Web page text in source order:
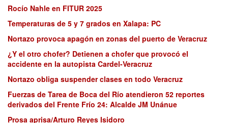
Rocío Nahle en FITUR 2025
Temperaturas de 5 y 7 grados en Xalapa: PC
Nortazo provoca apagón en zonas del puerto de Veracruz
¿Y el otro chofer? Detienen a chofer que provocó el
accidente en la autopista Cardel-Veracruz
Nortazo obliga suspender clases en todo Veracruz
Fuerzas de Tarea de Boca del Río atendieron 52 reportes
derivados del Frente Frío 24: Alcalde JM Unánue
Prosa aprisa/Arturo Reyes Isidoro